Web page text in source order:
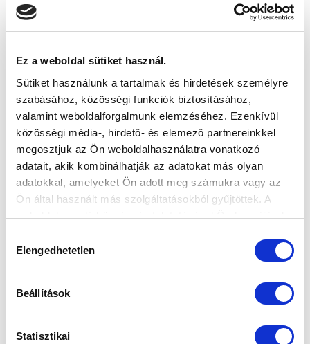
Ez a weboldal sütiket használ.
Sütiket használunk a tartalmak és hirdetések személyre
szabásához, közösségi funkciók biztosításához,
valamint weboldalforgalmunk elemzéséhez. Ezenkívül
közösségi média-, hirdető- és elemező partnereinkkel
megosztjuk az Ön weboldalhasználatra vonatkozó
adatait, akik kombinálhatják az adatokat más olyan
adatokkal, amelyeket Ön adott meg számukra vagy az
Ön által használt más szolgáltatásokból gyűjtöttek. A
weboldalon való böngészés folytatásával Ön hozzájárul a
kiválasztása
Elengedhetetlen
Beállítások
Statisztikai
08/08/2626 13:00
TABLE
P. TEAM. MP. W. D. L. GF. GA. GD.
SPONSORS